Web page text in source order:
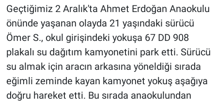
Geçtiğimiz 2 Aralık'ta Ahmet Erdoğan Anaokulu
önünde yaşanan olayda 21 yaşındaki sürücü
Ömer S., okul girişindeki yokuşa 67 DD 908
plakalı su dağıtım kamyonetini park etti. Sürücü
su almak için aracın arkasına yöneldiği sırada
eğimli zeminde kayan kamyonet yokuş aşağıya
doğru hareket etti. Bu sırada anaokulundan